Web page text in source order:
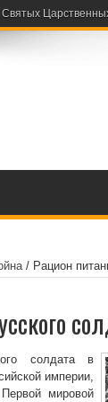
/ Рацион
солдата в
империи,
мировой